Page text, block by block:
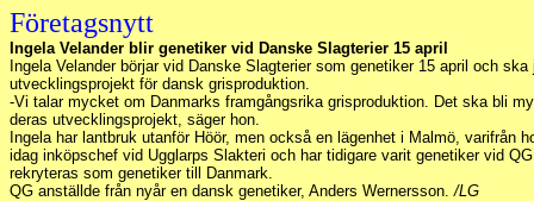
Företagsnytt
Ingela Velander blir genetiker vid Danske Slagterier 15 april
Ingela Velander börjar vid Danske Slagterier som genetiker 15 april och
utvecklingsprojekt för dansk grisproduktion.
-Vi talar mycket om Danmarks framgångsrika grisproduktion. Det ska bli
deras utvecklingsprojekt, säger hon.
Ingela har lantbruk utanför Höör, men också en lägenhet i Malmö, varifrån
idag inköpschef vid Ugglarps Slakteri och har tidigare varit genetiker vid
rekryteras som genetiker till Danmark.
QG anställde från nyår en dansk genetiker, Anders Wernersson./LG